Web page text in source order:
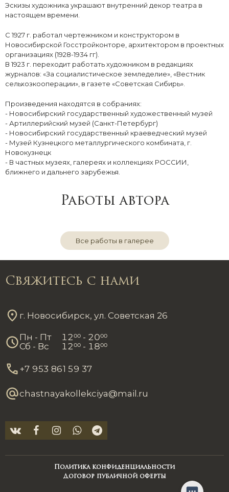
Эскизы художника украшают внутренний декор театра в
настоящем времени.
С 1927 г. работал чертежником и конструктором в
Новосибирской Госстройконторе, архитектором в проектных
организациях (1928-1934 гг).
В 1923 г. переходит работать художником в редакциях
журналов: «За социалистическое земледелие», «Вестник
сельхозкооперации», в газете «Советская Сибирь».
Произведения находятся в собраниях:
- Новосибирский государственный художественный музей
- Артиллерийский музей (Санкт-Петербург)
- Новосибирский государственный краеведческий музей
- Музей Кузнецкого металлургического комбината, г.
Новокузнецк
- В частных музеях, галереях и коллекциях РОССИИ,
ближнего и дальнего зарубежья.
Работы автора
Все работы в галерее
Свяжитесь с нами
г. Новосибирск, ул. Советская 26
Пн - Пт 1200 - 2000
Сб - Вс
1200 - 1800
+7 953 861 59 37
chastnayakollekciya@mail.ru
Политика конфиденциальности
Договор публичной оферты